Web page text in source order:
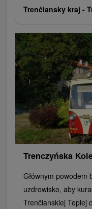
Trenčiansky kraj -
Trenczyńska
Głównym powodem
uzdrowisko, aby
Trenčianskiej Teplej